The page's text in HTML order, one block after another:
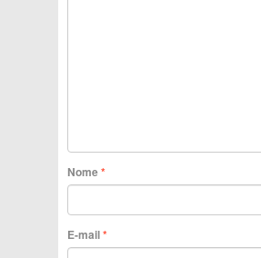
Nome*
E-mail*